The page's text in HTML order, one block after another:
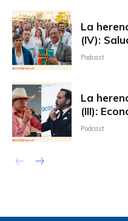
La
(IV):
Podcast
La
(III):
Podcast